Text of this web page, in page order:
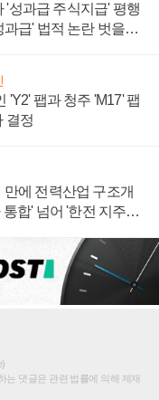
'성과급 주식지급' 평행
과급' 법적 논란 벗을지
'Y2' 팹과 청주 'M17' 팹
결정
만에 전력산업 구조개
합' 넘어 '한전 지주사'
는 댓글은 관련 법률에 의해 제재